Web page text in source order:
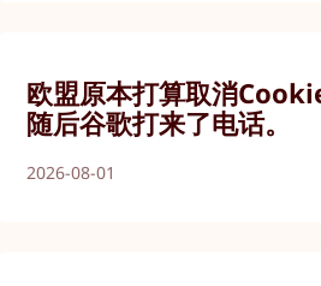
欧盟原本打算取消
随后谷歌打来了电话。
2026-08-01